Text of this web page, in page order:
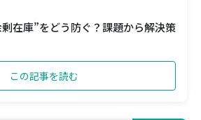
在庫”をどう防ぐ？課題から解決策
この記事を読む